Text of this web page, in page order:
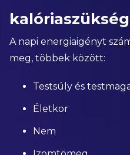
A napi energiaigényt
meg, többek között:
Testsúly és
Életkor
Nem